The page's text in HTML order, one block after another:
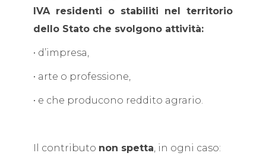
IVA residenti o stabiliti nel territorio
dello Stato che svolgono attività:
• d’impresa,
• arte o professione,
• e che producono reddito agrario.
Il contributo non spetta, in ogni caso: